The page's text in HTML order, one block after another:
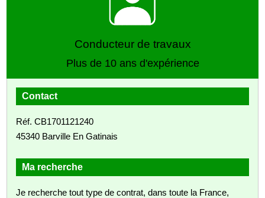
Conducteur de travaux
Plus de 10 ans d'expérience
Contact
Réf. CB1701121240
45340 Barville En Gatinais
Ma recherche
Je recherche tout type de contrat, dans toute la France,